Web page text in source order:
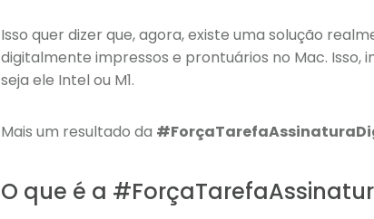
Isso quer dizer que, agora, existe uma solução
digitalmente impressos e prontuários no Mac.
seja ele Intel ou M1.
Mais um resultado da
O que é a